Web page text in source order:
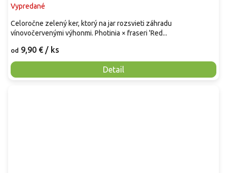
Vypredané
od 9,90 € / ks
Detail
Celoročne zelený ker, ktorý na jar rozsvieti záhradu
vínovočervenými výhonmi. Photinia × fraseri 'Red...